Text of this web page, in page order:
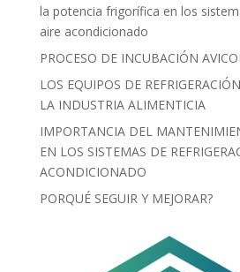
la potencia frigorífica en los
aire acondicionado
PROCESO DE INCUBACIÓN
LOS EQUIPOS DE
LA INDUSTRIA ALIMENTICIA
IMPORTANCIA DEL
EN LOS SISTEMAS DE
ACONDICIONADO
PORQUÉ SEGUIR Y MEJORAR?